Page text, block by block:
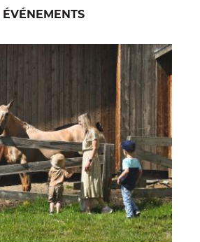
ÉVÉNEMENTS